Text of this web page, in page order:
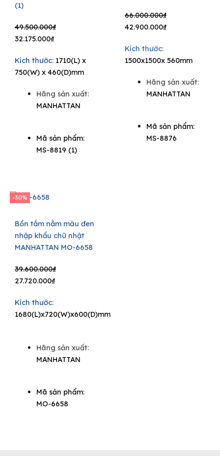
(1)
49.500.000₫
Original
price
49.500.000₫.
32.175.000₫
Current
price
32.175.000₫.
Kích thước: 1710(L) x
750(W) x 460(D)mm
Hãng sản xuất:
MANHATTAN
Mã sản phẩm:
MS-8819 (1)
66.000.000₫
Original
price
66.000.000₫.
42.900.000₫
Current
price
Kích thước:
1500x1500x 560mm
Hãng sản xuất:
MANHATTAN
Mã sản phẩm:
MS-8876
-30%
Bồn tắm nằm màu đen
nhập khẩu chữ nhật
MANHATTAN MO-6658
39.600.000₫
Original
price
39.600.000₫.
27.720.000₫
Current
price
Kích thước:
1680(L)x720(W)x600(D)mm
Hãng sản xuất:
MANHATTAN
Mã sản phẩm:
MO-6658